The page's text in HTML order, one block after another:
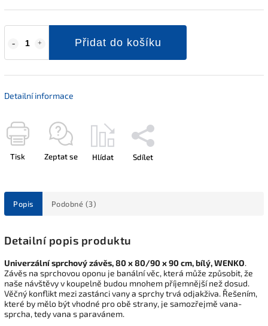
Přidat do košíku
Detailní informace
Tisk Zeptat se Hlídat Sdílet
Popis Podobné (3)
Detailní popis produktu
Univerzální sprchový závěs, 80 x 80/90 x 90 cm, bílý, WENKO.
Závěs na sprchovou oponu je banální věc, která může způsobit, že
naše návštěvy v koupelně budou mnohem příjemnější než dosud.
Věčný konflikt mezi zastánci vany a sprchy trvá odjakživa. Řešením,
které by mělo být vhodné pro obě strany, je samozřejmě vana-
sprcha, tedy vana s paravánem.